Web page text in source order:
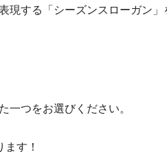
現する「シーズンスローガン
一つをお選びください。
す！